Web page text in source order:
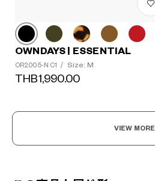
OWNDAYS | ESSENTIAL
OR2005-N C1 / Size: M
THB1,990.00
VIEW MORE